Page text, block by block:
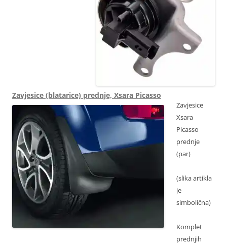
Zavjesice (blatarice) prednje, Xsara Picasso
Zavjesice
Xsara
Picasso
prednje
(par)
(slika artikla
je
simbolična)
Komplet
prednjih